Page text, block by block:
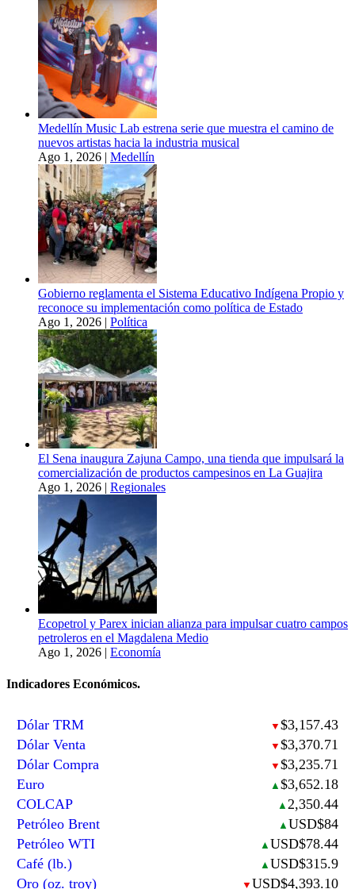
Medellín Music Lab estrena serie que muestra el camino de
nuevos artistas hacia la industria musical
Ago 1, 2026 | Medellín
Gobierno reglamenta el Sistema Educativo Indígena Propio y
reconoce su implementación como política de Estado
Ago 1, 2026 | Política
El Sena inaugura Zajuna Campo, una tienda que impulsará la
comercialización de productos campesinos en La Guajira
Ago 1, 2026 | Regionales
Ecopetrol y Parex inician alianza para impulsar cuatro campos
petroleros en el Magdalena Medio
Ago 1, 2026 | Economía
Indicadores Económicos.
Dólar TRM ▼ $3,157.43
Dólar Venta
▼ $3,370.71
Dólar Compra
▼ $3,235.71
Euro
▲ $3,652.18
COLCAP
▲ 2,350.44
Petróleo Brent
▲ USD$84
Petróleo WTI
▲ USD$78.44
Café (lb.)
▲ USD$315.9
Oro (oz. troy)
▼ USD$4,393.10